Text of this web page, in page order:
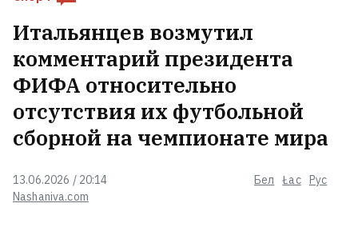
Nashaniva.com
13.06.2026 / 20:14 Бел Łac Рус
Итальянцев возмутил
комментарий президента
ФИФА относительно
отсутствия их футбольной
сборной на чемпионате мира
Последствия шторма в
Вилейском и Молодечненском
районах
Белорус из Канады несколько лет
Жена хотела, чтобы он
выплачивал деньги и на ее